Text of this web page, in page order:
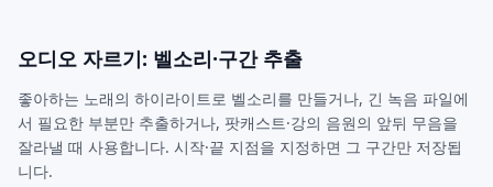
오디오 자르기: 벨소리·구간 추출
좋아하는 노래의 하이라이트로 벨소리를 만들거나, 긴 녹음 파일에
서 필요한 부분만 추출하거나, 팟캐스트·강의 음원의 앞뒤 무음을
잘라낼 때 사용합니다. 시작·끝 지점을 지정하면 그 구간만 저장됩
니다.